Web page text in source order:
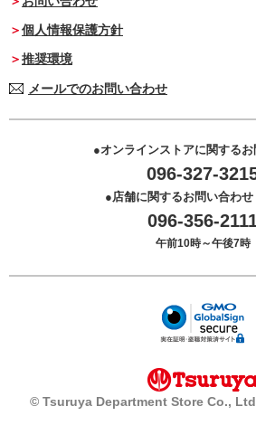
個人情報保護方針
推奨環境
メールでのお問い合わせ
オンラインストアに関する
096-327-
店舗に関するお問い合わせ
096-356-
午前10時～午後7時
© Tsuruya Department Store Co.,